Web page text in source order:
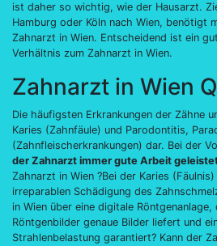
ist daher so wichtig, wie der Hausarzt.
Hamburg oder Köln nach Wien, benötigt
Zahnarzt in Wien. Entscheidend ist ein
Verhältnis zum Zahnarzt in Wien.
Zahnarzt in Wien
Die häufigsten Erkrankungen der Zähne
Karies (Zahnfäule) und Parodontitis,
(Zahnfleischerkrankungen) dar. Bei der
der Zahnarzt immer gute Arbeit
Zahnarzt in Wien ?Bei der Karies
irreparablen Schädigung des
in Wien über eine digitale
Röntgenbilder genaue Bilder liefert und
Strahlenbelastung garantiert? Kann der